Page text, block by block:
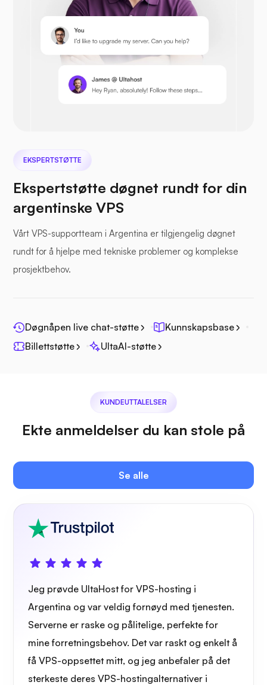
Prestashop
Sjøfil
Owncast
Trådbeskyttelse
EKSPERTSTØTTE
Ekspertstøtte døgnet rundt for din
argentinske VPS
Vårt VPS-supportteam i Argentina er tilgjengelig døgnet
rundt for å hjelpe med tekniske problemer og komplekse
prosjektbehov.
Døgnåpen live chat-støtte
Kunnskapsbase
Billettstøtte
UltaAI-støtte
KUNDEUTTALELSER
Ekte anmeldelser du kan stole på
Se alle
Jeg prøvde UltaHost for VPS-hosting i
Argentina og var veldig fornøyd med tjenesten.
Serverne er raske og pålitelige, perfekte for
mine forretningsbehov. Det var raskt og enkelt å
få VPS-oppsettet mitt, og jeg anbefaler på det
sterkeste deres VPS-hostingalternativer i